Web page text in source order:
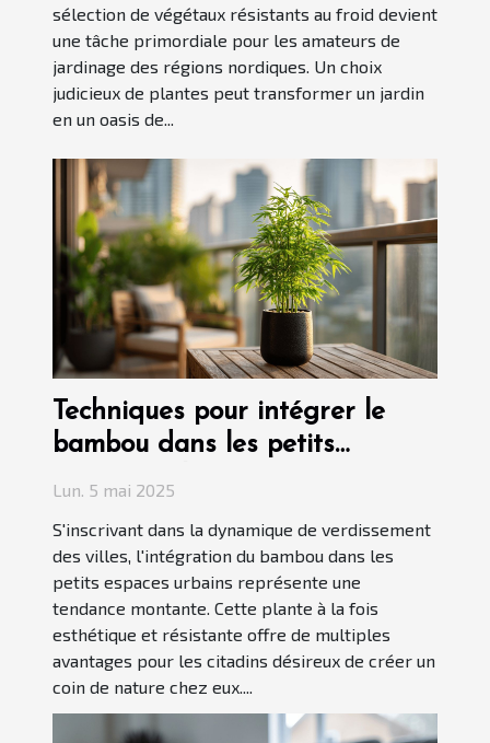
sélection de végétaux résistants au froid devient
une tâche primordiale pour les amateurs de
jardinage des régions nordiques. Un choix
judicieux de plantes peut transformer un jardin
en un oasis de...
Techniques pour intégrer le
bambou dans les petits
espaces urbains
Lun. 5 mai 2025
S'inscrivant dans la dynamique de verdissement
des villes, l'intégration du bambou dans les
petits espaces urbains représente une
tendance montante. Cette plante à la fois
esthétique et résistante offre de multiples
avantages pour les citadins désireux de créer un
coin de nature chez eux....